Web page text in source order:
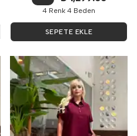
4 Renk 4 Beden
SEPETE EKLE